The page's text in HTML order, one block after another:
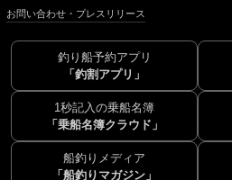
お問い合わせ・プレスリリース
釣り船予約アプリ
「釣割アプリ」
1秒記入の乗船名簿
「乗船名簿クラウド」
船釣りメディア
「船釣りマガジン」